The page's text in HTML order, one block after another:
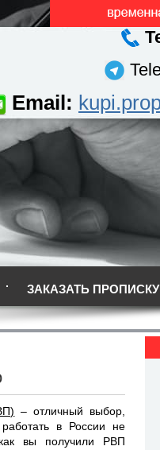
Email:
ЗАКАЗАТЬ ПРОПИСКУ
– отличный выбор,
в России не
вы получили РВП